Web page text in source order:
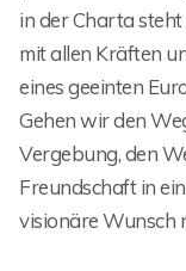
in der Charta
mit allen Kräften
eines geeinten
Gehen wir den
Vergebung, den
Freundschaft in
visionäre Wunsch